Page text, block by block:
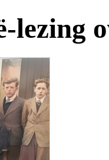
lezing